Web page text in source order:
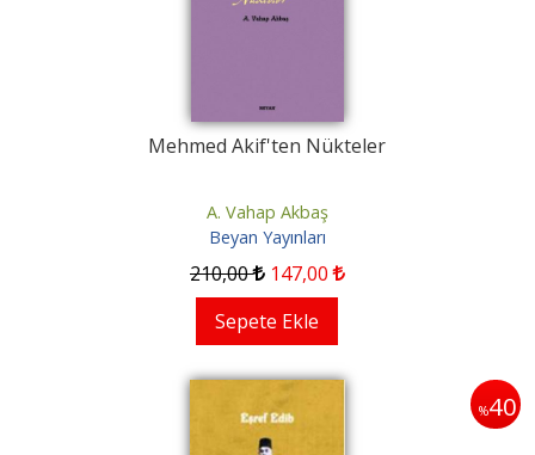
Mehmed Akif'ten Nükteler
A. Vahap Akbaş
Beyan Yayınları
210,00 147,00
Sepete Ekle
%40